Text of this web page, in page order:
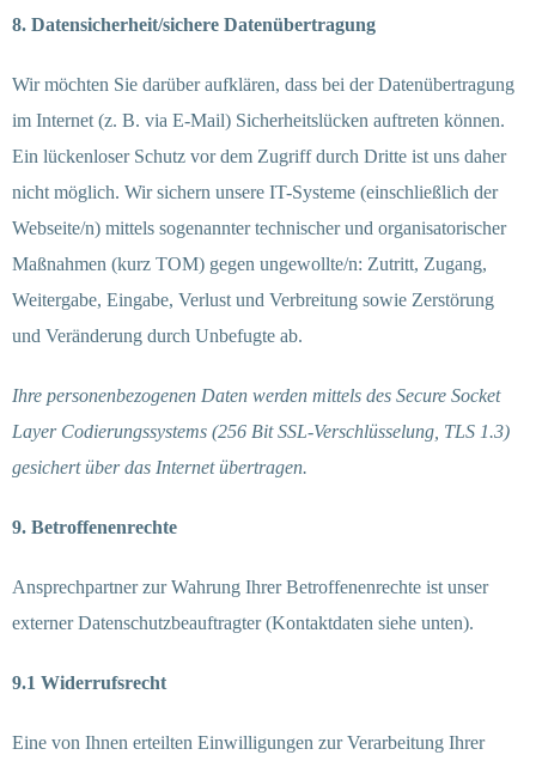
8. Datensicherheit/sichere Datenübertragung
Wir möchten Sie darüber aufklären, dass bei der Datenübertragung
im Internet (z. B. via E-Mail) Sicherheitslücken auftreten können.
Ein lückenloser Schutz vor dem Zugriff durch Dritte ist uns daher
nicht möglich. Wir sichern unsere IT-Systeme (einschließlich der
Webseite/n) mittels sogenannter technischer und organisatorischer
Maßnahmen (kurz TOM) gegen ungewollte/n: Zutritt, Zugang,
Weitergabe, Eingabe, Verlust und Verbreitung sowie Zerstörung
und Veränderung durch Unbefugte ab.
Ihre personenbezogenen Daten werden mittels des Secure Socket
Layer Codierungssystems (256 Bit SSL-Verschlüsselung, TLS 1.3)
gesichert über das Internet übertragen.
9. Betroffenenrechte
Ansprechpartner zur Wahrung Ihrer Betroffenenrechte ist unser
externer Datenschutzbeauftragter (Kontaktdaten siehe unten).
9.1 Widerrufsrecht
Eine von Ihnen erteilten Einwilligungen zur Verarbeitung Ihrer